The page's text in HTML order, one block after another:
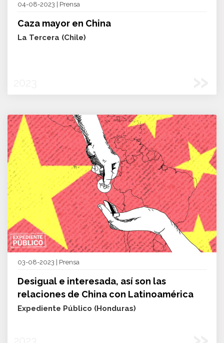
04-08-2023 | Prensa
Caza mayor en China
La Tercera (Chile)
03-08-2023 | Prensa
Desigual e interesada, así son las
relaciones de China con Latinoamérica
Expediente Público (Honduras)